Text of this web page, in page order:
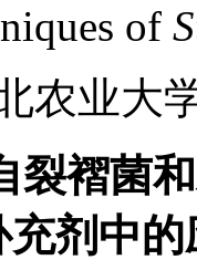
of
农业大
裂褶菌
剂中的